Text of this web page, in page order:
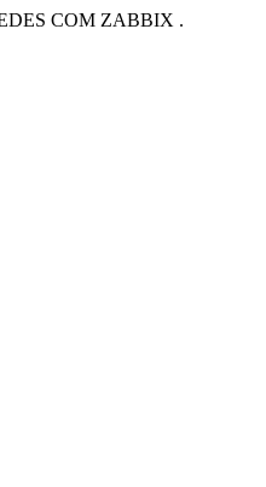
COM ZABBIX .